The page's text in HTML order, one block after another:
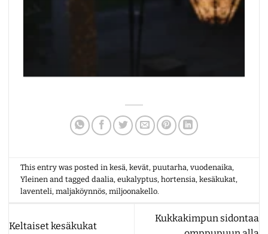
Lumiz aurinkokennolyhty
Hintaluokka:
This entry was posted inkesä,kevät,puutarha,vuodenaika,
Yleinen and taggeddaalia,eukalyptus,hortensia,kesäkukat,
laventeli,maljaköynnös,miljoonakello.
Keltaiset kesäkukat
Kukkakimpun sidontaa